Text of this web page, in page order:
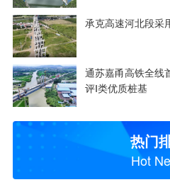
承克高速河北段采
通苏嘉甬高铁全线
评Ⅰ类优质桩基
热门
Hot